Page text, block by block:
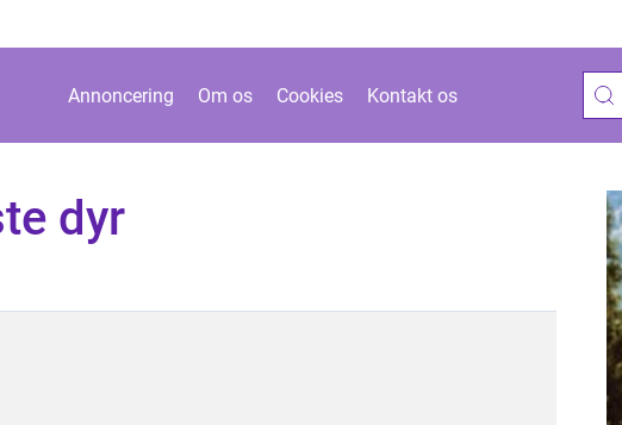
Annoncering Om os Cookies Kontakt os
dyr